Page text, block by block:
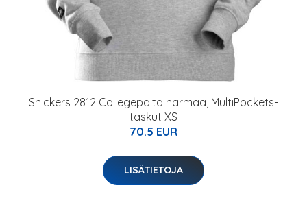
Snickers 2812 Collegepaita harmaa, MultiPockets-
taskut XS
70.5 EUR
LISÄTIETOJA